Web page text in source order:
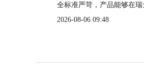
全标准严苛，产品能够在
2026-08-06 09:48